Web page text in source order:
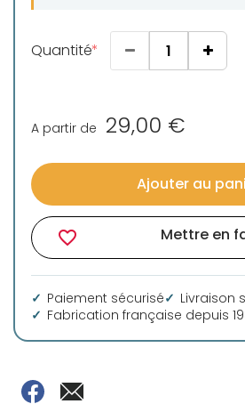
Quantité
A partir de 29,00 €
Ajouter au
favorite_border Mettre en
Paiement sécurisé
Livraison
Fabrication française depuis